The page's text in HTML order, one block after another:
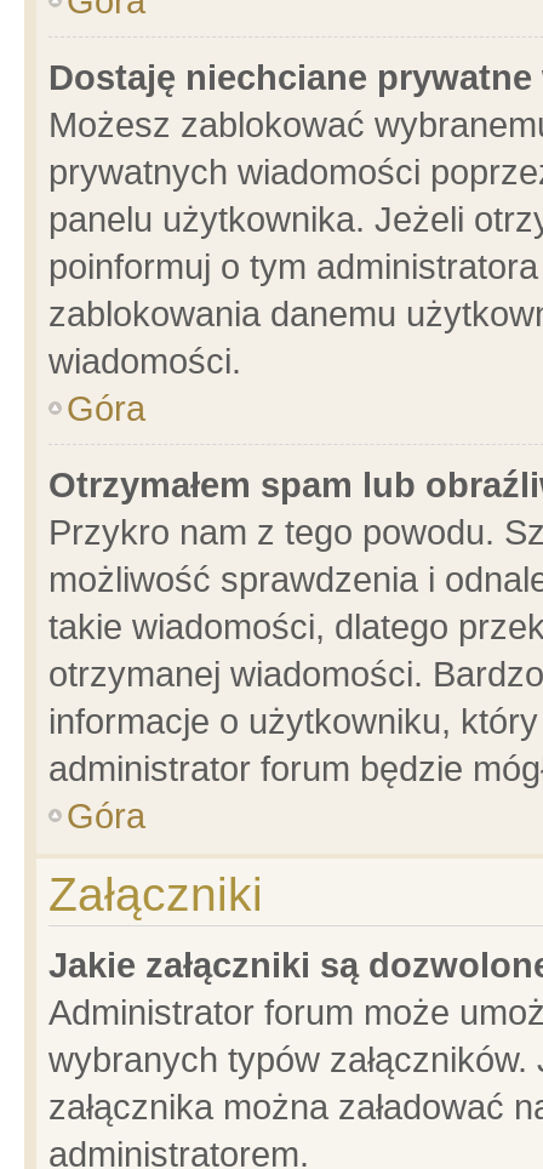
Dostaję niechciane
Możesz zablokować
prywatnych wiadomości
panelu użytkownika. Jeżeli
poinformuj o tym
zablokowania danemu
wiadomości.
Góra
Otrzymałem spam lub
Przykro nam z tego powodu.
możliwość sprawdzenia i
takie wiadomości, dlatego
otrzymanej wiadomości.
informacje o użytkowniku,
administrator forum będzie
Góra
Załączniki
Jakie załączniki są
Administrator forum może
wybranych typów
załącznika można załadować
administratorem.